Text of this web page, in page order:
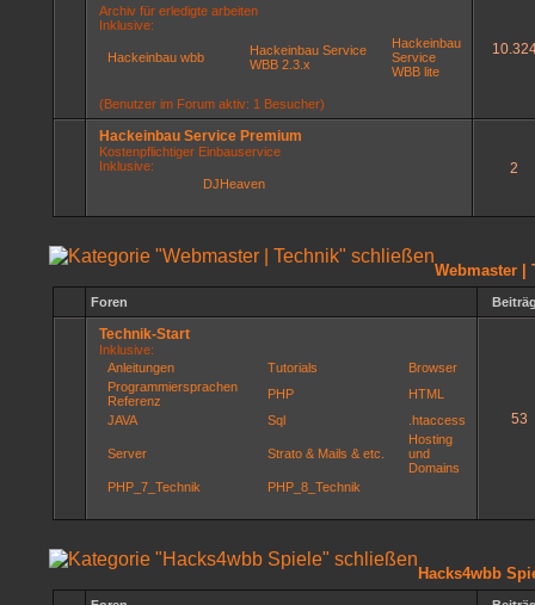
Archiv für erledigte arbeiten
Inklusive:
Hackeinbau wbb
Hackeinbau Service
WBB 2.3.x
Hackeinbau
Service
WBB lite
(Benutzer im Forum aktiv: 1 Besucher)
Hackeinbau Service Premium
Kostenpflichtiger Einbauservice
Inklusive:
DJHeaven
2
Webmaster |
Foren
Technik-Start
Inklusive:
Anleitungen
Tutorials
Browser
Programmiersprachen
Referenz
PHP
HTML
JAVA
Sql .htaccess
Server Strato & Mails & etc.
Hosting
und
Domains
PHP_7_Technik
PHP_8_Technik
53
Hacks4wbb